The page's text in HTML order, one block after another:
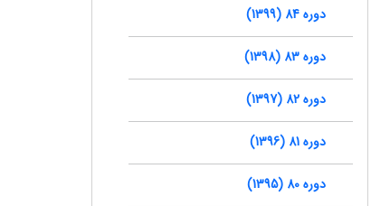
دوره 84 (1399)
دوره 83 (1398)
دوره 82 (1397)
دوره 81 (1396)
دوره 80 (1395)